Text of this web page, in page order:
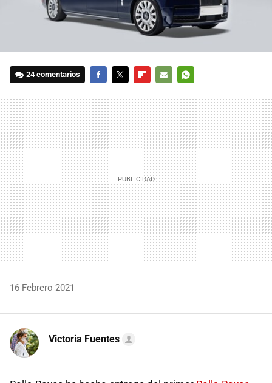
24 comentarios
MAIL
16 Febrero 2021
Victoria Fuentes